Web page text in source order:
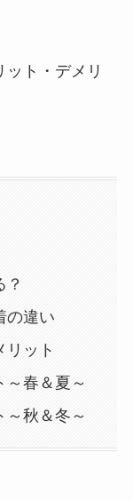
ト・デメリ
の違い
リット
～春＆夏～
秋＆冬～